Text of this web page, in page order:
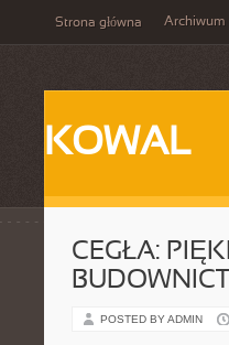
Strona główna Archiwum
KOWAL
CEGŁA:
POSTED BY ADMIN